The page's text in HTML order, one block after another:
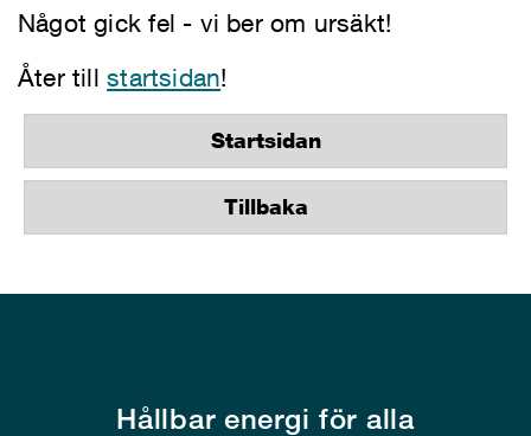
Något gick fel - vi ber om ursäkt!
Åter tillstartsidan!
Startsidan
Tillbaka
Hållbar energi för alla